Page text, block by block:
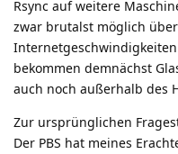
Rsync auf weitere
zwar brutalst möglich
bekommen demnächst
auch noch außerhalb des
Zur ursprünglichen
Der PBS hat meines